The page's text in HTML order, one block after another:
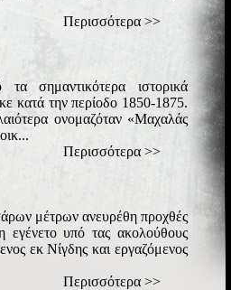
Περισσότερα >>
σημαντικότερα ιστορικά
κατά την περίοδο 1850-1875.
ονομαζόταν «Μαχαλάς
Περισσότερα >>
μέτρων ανευρέθη προχθές
εγένετο υπό τας ακολούθους
εκ Νίγδης και εργαζόμενος
Περισσότερα >>